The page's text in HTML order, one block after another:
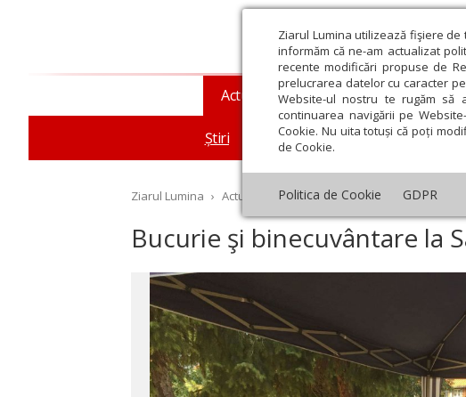
Ziarul Lumina utilizează fişiere
informăm că ne-am actualizat
recente modificări propuse de
prelucrarea datelor cu caracter
Website-ul nostru te rugăm să
continuarea navigării pe
Cookie. Nu uita totuși că poți
de Cookie.
Politica de Cookie GDPR
Actualitate religioasă
Știri Mesaje și cuvântări An
Teologie
Ziarul Lumina › Actualitate religioasă › Știri › Bucurie şi
Bucurie şi binecuvântare la
Octombrie Noiembrie